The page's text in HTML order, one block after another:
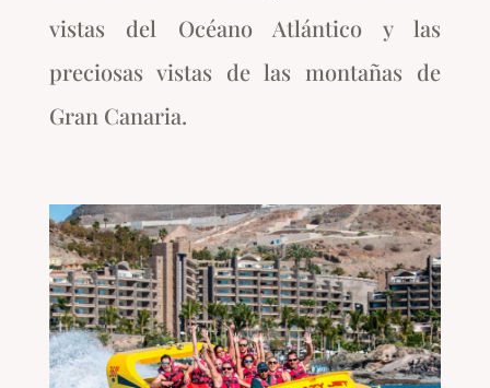
vistas del Océano Atlántico y las
preciosas vistas de las montañas de
Gran Canaria.